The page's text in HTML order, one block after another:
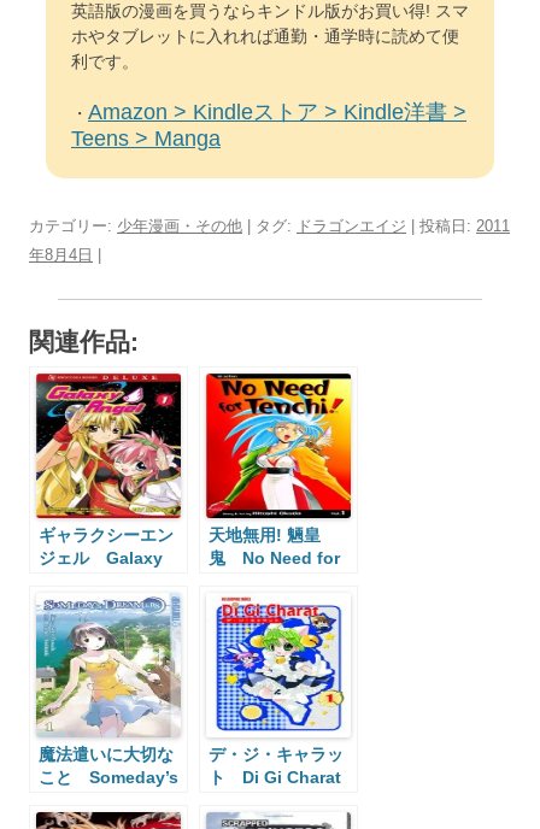
英語版の漫画を買うならキンドル版がお買い得! スマ
ホやタブレットに入れれば通勤・通学時に読めて便
利です。
・ Amazon > Kindleストア > Kindle洋書 >
Teens > Manga
カテゴリー: 少年漫画・その他 | タグ: ドラゴンエイジ | 投稿日: 2011
年8月4日
関連作品:
ギャラクシーエン
ジェル Galaxy
天地無用! 魎皇
鬼 No Need for
魔法遣いに大切な
こと Someday’s
デ・ジ・キャラッ
ト Di Gi Charat